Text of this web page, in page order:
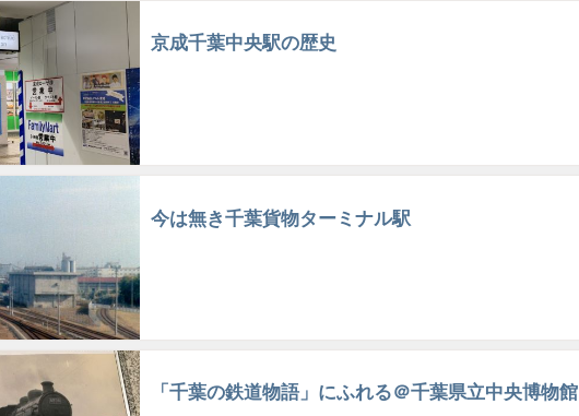
京成千葉中央駅の歴史
今は無き千葉貨物ターミナル駅
「千葉の鉄道物語」にふれる＠千葉県立中央博物館